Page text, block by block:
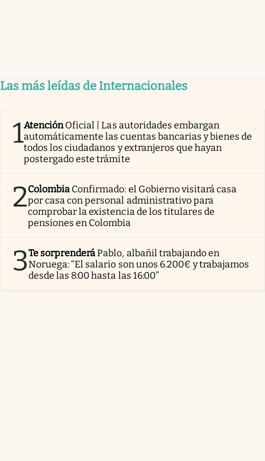
Las más leídas de Internacionales
1AtenciónOficial | Las autoridades embargan
automáticamente las cuentas bancarias y bienes de
todos los ciudadanos y extranjeros que hayan
postergado este trámite
2Colombia Confirmado: el Gobierno visitará casa
por casa con personal administrativo para
comprobar la existencia de los titulares de
pensiones en Colombia
3Te sorprenderáPablo, albañil trabajando en
Noruega: “El salario son unos 6.200€ y trabajamos
desde las 8:00 hasta las 16:00”